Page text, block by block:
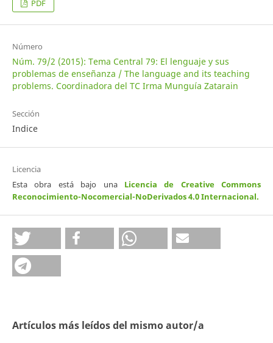
PDF
Número
Núm. 79/2 (2015): Tema Central 79: El lenguaje y sus
problemas de enseñanza / The language and its teaching
problems. Coordinadora del TC Irma Munguía Zatarain
Sección
Indice
Licencia
Esta obra está bajo una Licencia de Creative Commons
Reconocimiento-Nocomercial-NoDerivados 4.0 Internacional.
Artículos más leídos del mismo autor/a